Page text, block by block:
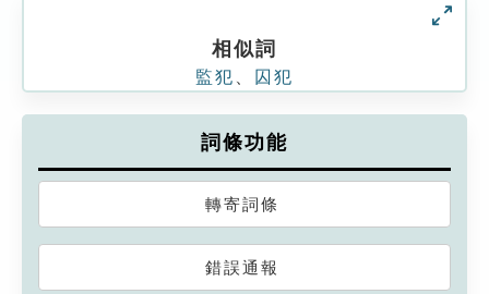
相似詞
監犯 囚犯
詞條功能
轉寄詞條
錯誤通報